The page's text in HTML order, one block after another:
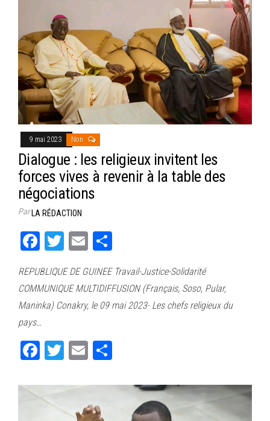
9 mai 2023 Non
Dialogue : les religieux invitent les
forces vives à revenir à la table des
négociations
ParLA RÉDACTION
Fa
bo
ok
T
tt
er
E
ail ag
er
REPUBLIQUE DE GUINEE Travail-Justice-Solidarité
COMMUNIQUE MULTIDIFFUSION (Français, Soso, Pular,
Maninka) Conakry, le 09 mai 2023- Les chefs religieux du
pays…
Fa
bo
ok
T
tt
er
E
ail ag